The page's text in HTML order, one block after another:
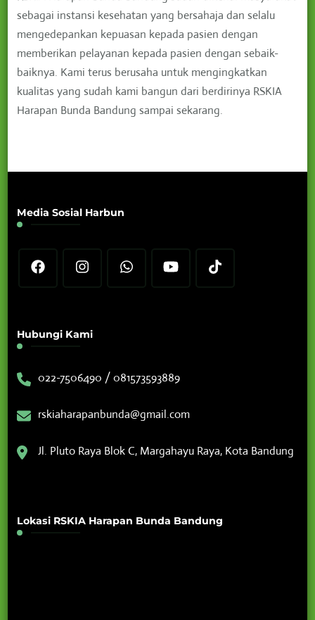
sebagai instansi kesehatan yang bersahaja dan selalu
mengedepankan kepuasan kepada pasien dengan
memberikan pelayanan kepada pasien dengan sebaik-
baiknya. Kami terus berusaha untuk mengingkatkan
kualitas yang sudah kami bangun dari berdirinya RSKIA
Harapan Bunda Bandung sampai sekarang.
Media Sosial Harbun
Hubungi Kami
022-7506490 / 081573593889
rskiaharapanbunda@gmail.com
Jl. Pluto Raya Blok C, Margahayu Raya, Kota Bandung
Lokasi RSKIA Harapan Bunda Bandung